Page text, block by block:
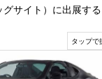
グサイト）に出展する